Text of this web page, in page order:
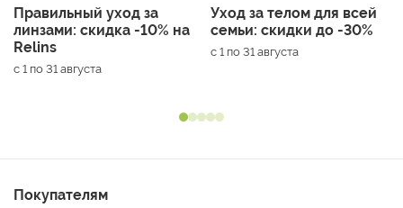
Правильный уход за
линзами: скидка -10% на
Relins
с 1 по 31 августа
Уход за телом для всей
семьи: скидки до -30%
с 1 по 31 августа
Покупателям